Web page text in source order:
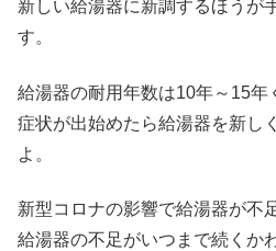
新しい給湯器に新調するほうが
す。
給湯器の耐用年数は10年～15年
症状が出始めたら給湯器を新し
よ。
新型コロナの影響で給湯器が不
給湯器の不足がいつまで続くか